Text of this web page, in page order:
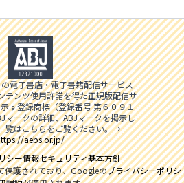
電子書店・電子書籍配信サービス
テンツ使用許諾を得た正規版配信サ
す登録商標（登録番号 第６０９１
マークの詳細、ABJマークを掲示し
覧はこちらをご覧ください。→
aebs.or.jp/
シー情報セキュリティ基本方針
保護されており、Googleのプライバシーポリシ